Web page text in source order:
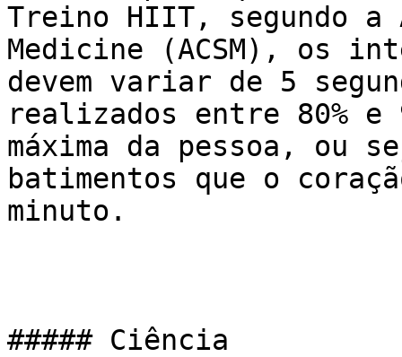
Treino HIIT, segundo a
Medicine (ACSM), os
devem variar de 5
realizados entre 80% e
máxima da pessoa, ou
batimentos que o
minuto.
##### Ciência